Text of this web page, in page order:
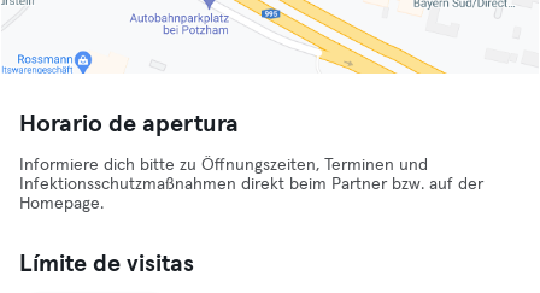
Horario de apertura
Informiere dich bitte zu Öffnungszeiten, Terminen und
Infektionsschutzmaßnahmen direkt beim Partner bzw. auf der
Homepage.
Límite de visitas